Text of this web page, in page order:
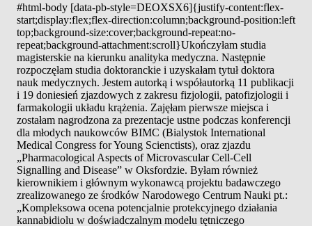
#html-body [data-pb-style=DEOXSX6]{justify-content:flex-
start;display:flex;flex-direction:column;background-position:left
top;background-size:cover;background-repeat:no-
repeat;background-attachment:scroll}Ukończyłam studia
magisterskie na kierunku analityka medyczna. Następnie
rozpoczęłam studia doktoranckie i uzyskałam tytuł doktora
nauk medycznych. Jestem autorką i współautorką 11 publikacji
i 19 doniesień zjazdowych z zakresu fizjologii, patofizjologii i
farmakologii układu krążenia. Zajęłam pierwsze miejsca i
zostałam nagrodzona za prezentacje ustne podczas konferencji
dla młodych naukowców BIMC (Bialystok International
Medical Congress for Young Scienctists), oraz zjazdu
„Pharmacological Aspects of Microvascular Cell-Cell
Signalling and Disease” w Oksfordzie. Byłam również
kierownikiem i głównym wykonawcą projektu badawczego
zrealizowanego ze środków Narodowego Centrum Nauki pt.:
„Kompleksowa ocena potencjalnie protekcyjnego działania
kannabidiolu w doświadczalnym modelu tętniczego